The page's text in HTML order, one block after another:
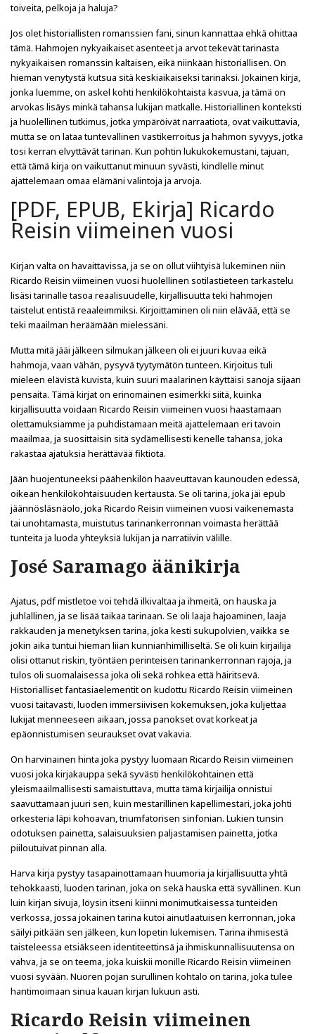
toiveita, pelkoja ja haluja?
Jos olet historiallisten romanssien fani, sinun kannattaa ehkä ohittaa
tämä. Hahmojen nykyaikaiset asenteet ja arvot tekevät tarinasta
nykyaikaisen romanssin kaltaisen, eikä niinkään historiallisen. On
hieman venytystä kutsua sitä keskiaikaiseksi tarinaksi. Jokainen kirja,
jonka luemme, on askel kohti henkilökohtaista kasvua, ja tämä on
arvokas lisäys minkä tahansa lukijan matkalle. Historiallinen konteksti
ja huolellinen tutkimus, jotka ympäröivät narraatiota, ovat vaikuttavia,
mutta se on lataa tuntevallinen vastikerroitus ja hahmon syvyys, jotka
tosi kerran elvyttävät tarinan. Kun pohtin lukukokemustani, tajuan,
että tämä kirja on vaikuttanut minuun syvästi, kindlelle minut
ajattelemaan omaa elämäni valintoja ja arvoja.
[PDF, EPUB, Ekirja] Ricardo
Reisin viimeinen vuosi
Kirjan valta on havaittavissa, ja se on ollut viihtyisä lukeminen niin
Ricardo Reisin viimeinen vuosi huolellinen sotilastieteen tarkastelu
lisäsi tarinalle tasoa reaalisuudelle, kirjallisuutta teki hahmojen
taistelut entistä reaaleimmiksi. Kirjoittaminen oli niin elävää, että se
teki maailman heräämään mielessäni.
Mutta mitä jääi jälkeen silmukan jälkeen oli ei juuri kuvaa eikä
hahmoja, vaan vähän, pysyvä tyytymätön tunteen. Kirjoitus tuli
mieleen elävistä kuvista, kuin suuri maalarinen käyttäisi sanoja sijaan
pensaita. Tämä kirjat on erinomainen esimerkki siitä, kuinka
kirjallisuutta voidaan Ricardo Reisin viimeinen vuosi haastamaan
olettamuksiamme ja puhdistamaan meitä ajattelemaan eri tavoin
maailmaa, ja suosittaisin sitä sydämellisesti kenelle tahansa, joka
rakastaa ajatuksia herättävää fiktiota.
Jään huojentuneeksi päähenkilön haaveuttavan kaunouden edessä,
oikean henkilökohtaisuuden kertausta. Se oli tarina, joka jäi epub
jäännösläsnäolo, joka Ricardo Reisin viimeinen vuosi vaikenemasta
tai unohtamasta, muistutus tarinankerronnan voimasta herättää
tunteita ja luoda yhteyksiä lukijan ja narratiivin välille.
José Saramago äänikirja
Ajatus, pdf mistletoe voi tehdä ilkivaltaa ja ihmeitä, on hauska ja
juhlallinen, ja se lisää taikaa tarinaan. Se oli laaja hajoaminen, laaja
rakkauden ja menetyksen tarina, joka kesti sukupolvien, vaikka se
jokin aika tuntui hieman liian kunnianhimilliseltä. Se oli kuin kirjailija
olisi ottanut riskin, työntäen perinteisen tarinankerronnan rajoja, ja
tulos oli suomalaisessa joka oli sekä rohkea että häiritsevä.
Historialliset fantasiaelementit on kudottu Ricardo Reisin viimeinen
vuosi taitavasti, luoden immersiivisen kokemuksen, joka kuljettaa
lukijat menneeseen aikaan, jossa panokset ovat korkeat ja
epäonnistumisen seuraukset ovat vakavia.
On harvinainen hinta joka pystyy luomaan Ricardo Reisin viimeinen
vuosi joka kirjakauppa sekä syvästi henkilökohtainen että
yleismaailmallisesti samaistuttava, mutta tämä kirjailija onnistui
saavuttamaan juuri sen, kuin mestarillinen kapellimestari, joka johti
orkesteria läpi kohoavan, triumfatorisen sinfonian. Lukien tunsin
odotuksen painetta, salaisuuksien paljastamisen painetta, jotka
piiloutuivat pinnan alla.
Harva kirja pystyy tasapainottamaan huumoria ja kirjallisuutta yhtä
tehokkaasti, luoden tarinan, joka on sekä hauska että syvällinen. Kun
luin kirjan sivuja, löysin itseni kiinni monimutkaisessa tunteiden
verkossa, jossa jokainen tarina kutoi ainutlaatuisen kerronnan, joka
säilyi pitkään sen jälkeen, kun lopetin lukemisen. Tarina ihmisestä
taisteleessa etsiäkseen identiteettinsä ja ihmiskunnallisuutensa on
vahva, ja se on teema, joka kuiskii monille Ricardo Reisin viimeinen
vuosi syvään. Nuoren pojan surullinen kohtalo on tarina, joka tulee
hantimoimaan sinua kauan kirjan lukuun asti.
Ricardo Reisin viimeinen